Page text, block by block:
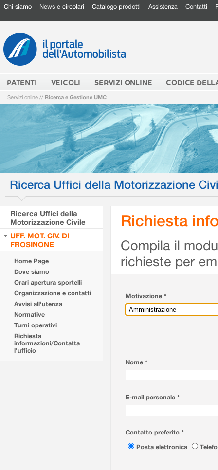
Chi siamo News e circolari Catalogo prodotti Assistenza Contatti
PATENTI VEICOLI SERVIZI ONLINE CODICE
Servizi online // Ricerca e Gestione UMC
Ricerca Uffici della Motorizzazione
Ricerca Uffici della
Motorizzazione Civile
UFF. MOT. CIV. DI
FROSINONE
Home Page
Dove siamo
Orari apertura sportelli
Organizzazione e contatti
Avvisi all'utenza
Normative
Turni operativi
Richiesta
informazioni/Contatta
l'ufficio
Richiesta
Compila il
richieste per
Motivazione *
Nome *
E-mail personale *
Contatto preferito *
Posta elettronica